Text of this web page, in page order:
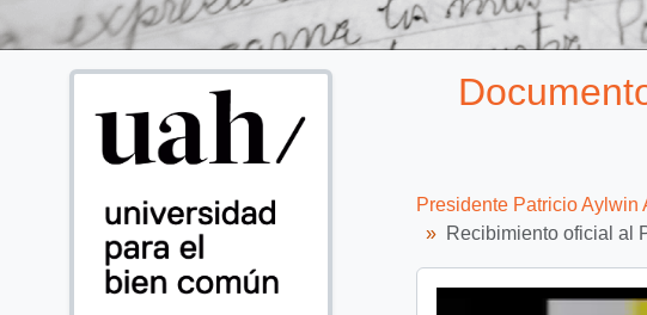
Presidente Patricio Aylwin
Recibimiento oficial al